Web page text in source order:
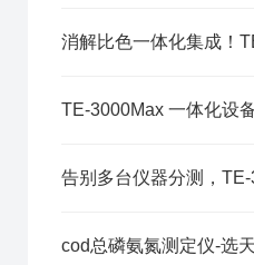
cod总磷氨氮测定仪-选